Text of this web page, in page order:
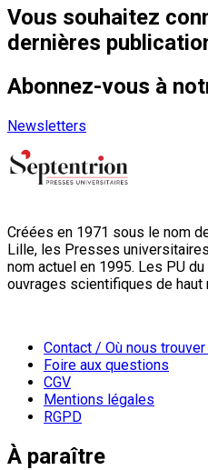
Vous souhaitez
dernières
Abonnez-vous à
Newsletters
Créées en 1971 sous le nom
Lille, les Presses
nom actuel en 1995. Les PU
ouvrages scientifiques de haut
Contact / Où nous trouver
Foire aux questions
CGV
Mentions légales
RGPD
À paraître